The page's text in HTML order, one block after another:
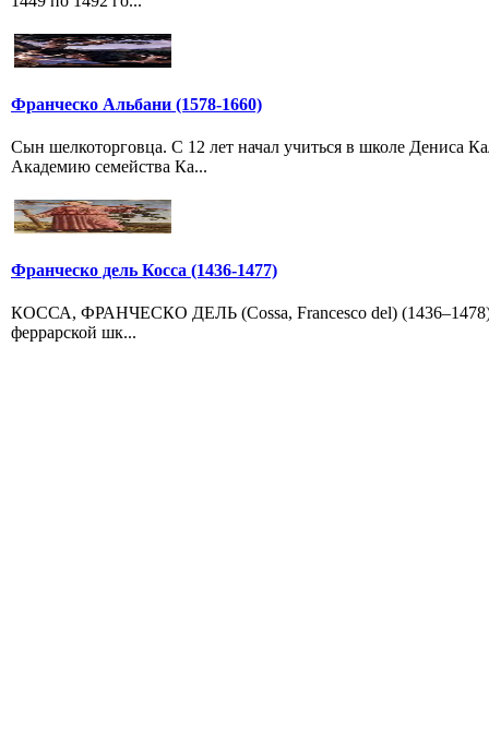
Франческо Альбани (1578-1660)
Сын шелкоторговца. С 12 лет начал учиться в школе Дениса
Академию семейства Ка...
Франческо дель Косса (1436-1477)
КОССА, ФРАНЧЕСКО ДЕЛЬ (Cossa, Francesco del) (1436–1478),
феррарской шк...